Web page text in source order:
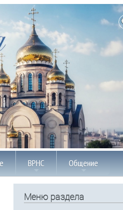
ВРНС Общение
Меню раздела